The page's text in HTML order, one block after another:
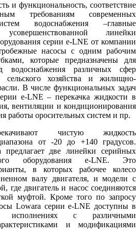
и функциональность, соответствие
требованиям современных
водоснабжения –главные
усовершенствованной линейки
серии e-LNE от компании
насосы с одним рабочим
которые предназначены для
водоснабжения различных сфер
сельского хозяйства и жилищно-
В числе функциональных задач
e-LNE – перекачка жидкости в
вентиляции и кондиционирования
работы оросительных систем и пр.
чистую жидкость
от -20 до +140 градусов.
две линейки серийных
оборудования e-LNE. Это
в которых рабочее колесо
валу двигателя, и модели с
где двигатель и насос соединяются
муфтой. Кроме того по запросу
Lowara серии e-LNE доступны в
исполнениях с различными
и модификациями